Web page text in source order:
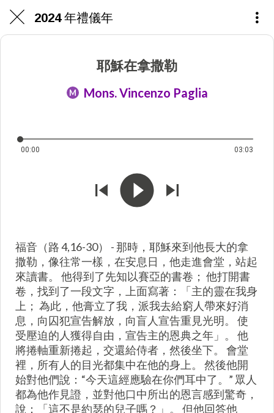
2024 年禮儀年
耶穌在拿撒勒
M Mons. Vincenzo Paglia
00:00 03:03
福音（路 4,16-30） - 那時，耶穌來到他長大的拿
撒勒，像往常一樣，在安息日，他走進會堂，站起
來讀書。 他得到了先知以賽亞的書卷； 他打開書
卷，找到了一段文字，上面寫著：「主的靈在我身
上； 為此，他膏立了我，派我去給窮人帶來好消
息，向囚犯宣告解放，向盲人宣告重見光明。 使
受壓迫的人獲得自由，宣告主的恩典之年」。 他
將捲軸重新捲起，交還給侍者，然後坐下。 會堂
裡，所有人的目光都集中在他的身上。 然後他開
始對他們說：“今天這經應驗在你們耳中了。” 眾人
都為他作見證，並對他口中所出的恩言感到驚奇，
說：「這不是約瑟的兒子嗎？」。 但他回答他